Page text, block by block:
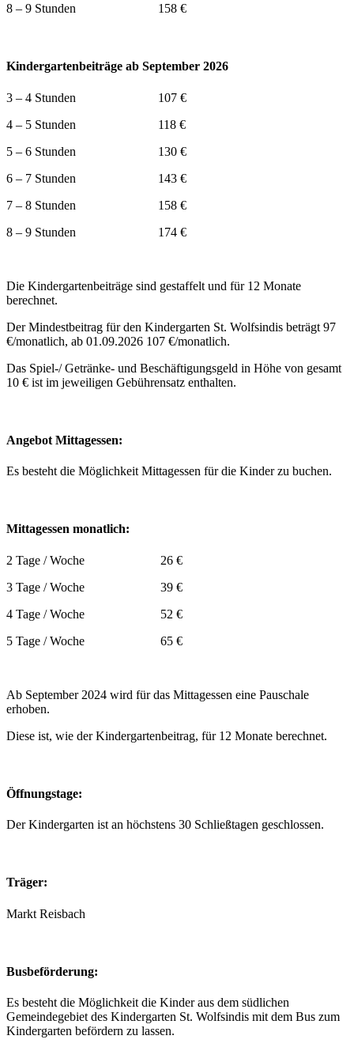
8 – 9 Stunden 158 €
Kindergartenbeiträge ab September 2026
3 – 4 Stunden 107 €
4 – 5 Stunden 118 €
5 – 6 Stunden 130 €
6 – 7 Stunden 143 €
7 – 8 Stunden 158 €
8 – 9 Stunden 174 €
Die Kindergartenbeiträge sind gestaffelt und für 12 Monate
berechnet.
Der Mindestbeitrag für den Kindergarten St. Wolfsindis beträgt 97
€/monatlich, ab 01.09.2026 107 €/monatlich.
Das Spiel-/ Getränke- und Beschäftigungsgeld in Höhe von gesamt
10 € ist im jeweiligen Gebührensatz enthalten.
Angebot Mittagessen:
Es besteht die Möglichkeit Mittagessen für die Kinder zu buchen.
Mittagessen monatlich:
2 Tage / Woche 26 €
3 Tage / Woche 39 €
4 Tage / Woche 52 €
5 Tage / Woche 65 €
Ab September 2024 wird für das Mittagessen eine Pauschale
erhoben.
Diese ist, wie der Kindergartenbeitrag, für 12 Monate berechnet.
Öffnungstage:
Der Kindergarten ist an höchstens 30 Schließtagen geschlossen.
Träger:
Markt Reisbach
Busbeförderung:
Es besteht die Möglichkeit die Kinder aus dem südlichen
Gemeindegebiet des Kindergarten St. Wolfsindis mit dem Bus zum
Kindergarten befördern zu lassen.